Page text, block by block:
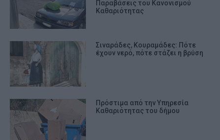
Παραβάσεις του Κανονισμού
Καθαριότητας
Σιναράδες, Κουραμάδες: Πότε
έχουν νερό, πότε στάζει η βρύση
Πρόστιμα από την Υπηρεσία
Καθαριότητας του δήμου